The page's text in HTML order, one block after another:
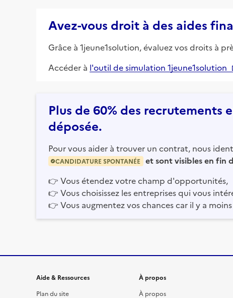
Avez-vous droit à des aides
Grâce à 1jeune1solution, évaluez vos droits à
Accéder à l'outil de simulation 1jeune1solution
Plus de 60% des recrutements
déposée.
Pour vous aider à trouver un contrat, nous
CANDIDATURE SPONTANÉE
et sont visibles en fin
👉 Vous étendez votre champ d'opportunités,
👉 Vous choisissez les entreprises qui vous
👉 Vous augmentez vos chances car il y a
Informations et liens du site
Aide & Ressources
Plan du site
À propos
À propos